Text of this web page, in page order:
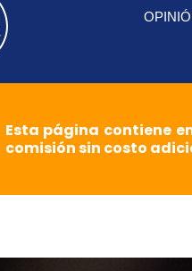
Esta página contiene
comisión sin costo